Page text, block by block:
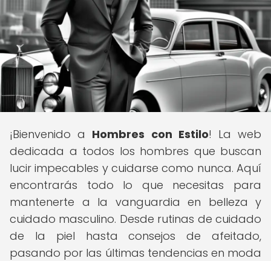
¡Bienvenido a Hombres con Estilo! La web
dedicada a todos los hombres que buscan
lucir impecables y cuidarse como nunca. Aquí
encontrarás todo lo que necesitas para
mantenerte a la vanguardia en belleza y
cuidado masculino. Desde rutinas de cuidado
de la piel hasta consejos de afeitado,
pasando por las últimas tendencias en moda